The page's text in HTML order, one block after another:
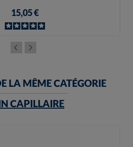
15,05 €
LA MÊME CATÉGORIE
CAPILLAIRE